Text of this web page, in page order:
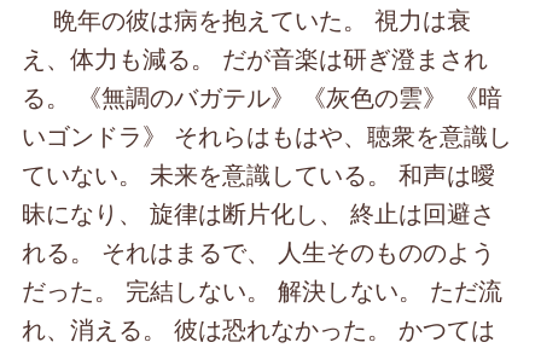
晩年の彼は病を抱えていた。 視力は衰
え、体力も減る。 だが音楽は研ぎ澄まされ
る。 《無調のバガテル》 《灰色の雲》 《暗
いゴンドラ》 それらはもはや、聴衆を意識し
ていない。 未来を意識している。 和声は曖
昧になり、 旋律は断片化し、 終止は回避さ
れる。 それはまるで、 人生そのもののよう
だった。 完結しない。 解決しない。 ただ流
れ、消える。 彼は恐れなかった。 かつては